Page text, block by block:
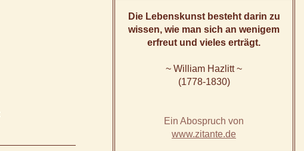
Die Lebenskunst besteht darin zu
wissen, wie man sich an wenigem
erfreut und vieles erträgt.
~ William Hazlitt ~
(1778-1830)
Ein Abospruch von
www.zitante.de